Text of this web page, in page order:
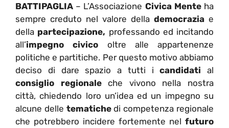
BATTIPAGLIA – L’Associazione Civica Menteha
sempre creduto nel valore della democrazia e
della partecipazione, professando ed incitando
all’impegno civico oltre alle appartenenze
politiche e partitiche. Per questo motivo abbiamo
deciso di dare spazio a tutti icandidati al
consiglio regionaleche vivono nella nostra
città, chiedendo loro un’idea ed un impegno su
alcune delle tematichedi competenza regionale
che potrebbero incidere fortemente nel futuro